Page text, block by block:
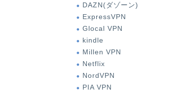
DAZN(ダゾーン)
ExpressVPN
Glocal VPN
kindle
Millen VPN
Netflix
NordVPN
PIA VPN